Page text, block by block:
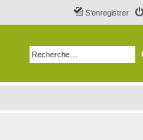
S’enregistrer